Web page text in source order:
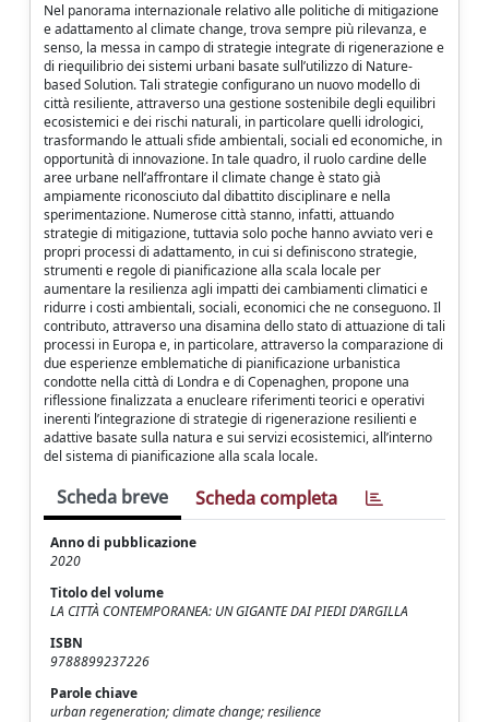
Nel panorama internazionale relativo alle politiche di mitigazione
e adattamento al climate change, trova sempre più rilevanza, e
senso, la messa in campo di strategie integrate di rigenerazione e
di riequilibrio dei sistemi urbani basate sull’utilizzo di Nature-
based Solution. Tali strategie configurano un nuovo modello di
città resiliente, attraverso una gestione sostenibile degli equilibri
ecosistemici e dei rischi naturali, in particolare quelli idrologici,
trasformando le attuali sfide ambientali, sociali ed economiche, in
opportunità di innovazione. In tale quadro, il ruolo cardine delle
aree urbane nell’affrontare il climate change è stato già
ampiamente riconosciuto dal dibattito disciplinare e nella
sperimentazione. Numerose città stanno, infatti, attuando
strategie di mitigazione, tuttavia solo poche hanno avviato veri e
propri processi di adattamento, in cui si definiscono strategie,
strumenti e regole di pianificazione alla scala locale per
aumentare la resilienza agli impatti dei cambiamenti climatici e
ridurre i costi ambientali, sociali, economici che ne conseguono. Il
contributo, attraverso una disamina dello stato di attuazione di tali
processi in Europa e, in particolare, attraverso la comparazione di
due esperienze emblematiche di pianificazione urbanistica
condotte nella città di Londra e di Copenaghen, propone una
riflessione finalizzata a enucleare riferimenti teorici e operativi
inerenti l’integrazione di strategie di rigenerazione resilienti e
adattive basate sulla natura e sui servizi ecosistemici, all’interno
del sistema di pianificazione alla scala locale.
Scheda breve Scheda completa
Anno di pubblicazione
2020
Titolo del volume
LA CITTÀ CONTEMPORANEA: UN GIGANTE DAI PIEDI D’ARGILLA
ISBN
9788899237226
Parole chiave
urban regeneration; climate change; resilience